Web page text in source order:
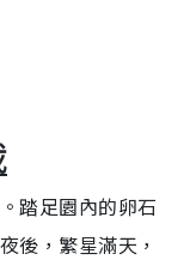
踏足園內的卵石
後，繁星滿天，